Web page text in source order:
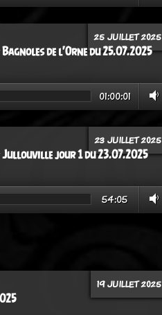
25 JUILLET 2025
de l'Orne du 25.07.2025
01:00:01
23 JUILLET 2025
Jullouville jour 1 du 23.07.2025
54:05
19 JUILLET 2025